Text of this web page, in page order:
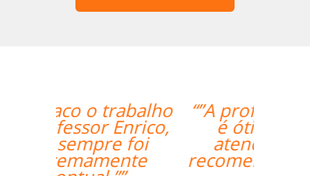
“”A professora Sandra
é ótima e super
atenciosa. Super
recomendo o trabalho